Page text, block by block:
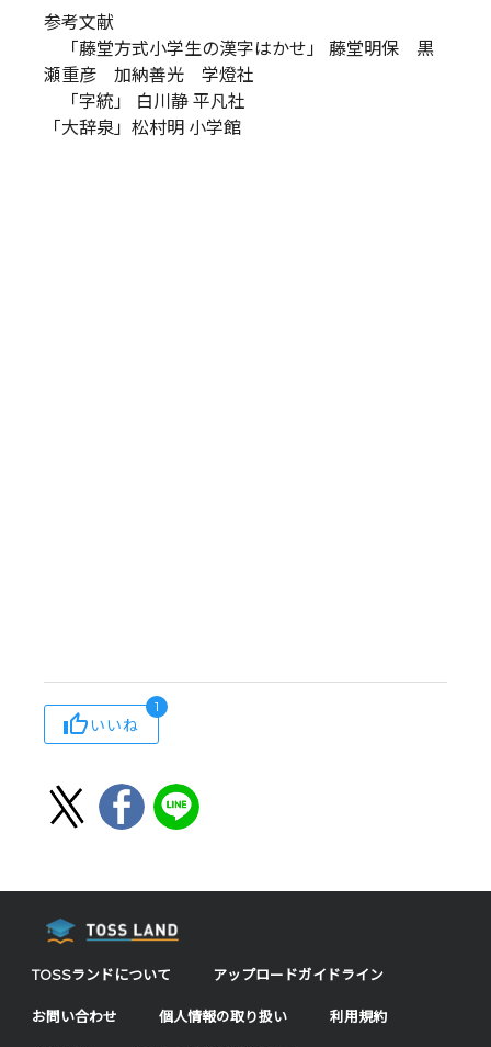
参考文献
「藤堂方式小学生の漢字はかせ」 藤堂明保 黒
瀬重彦 加納善光 学燈社
「字統」 白川静 平凡社
「大辞泉」松村明 小学館
いいね
1
TOSSランドについて アップロードガイドライン
お問い合わせ 個人情報の取り扱い 利用規約